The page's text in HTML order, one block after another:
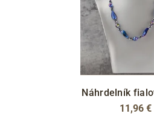
Náhrdelník
11,96 €